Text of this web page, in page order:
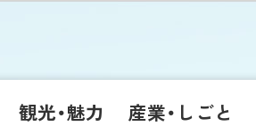
観光・魅力 産業・しごと